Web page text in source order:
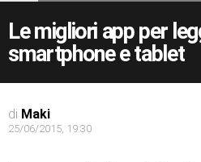
Le migliori app per
smartphone e tablet
di Maki
25/06/2015, 19:30